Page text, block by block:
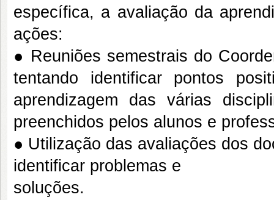
específica, a avaliação da
ações:
● Reuniões semestrais do
tentando identificar pontos
aprendizagem das várias
preenchidos pelos alunos e
● Utilização das avaliações dos
identificar problemas e
soluções.